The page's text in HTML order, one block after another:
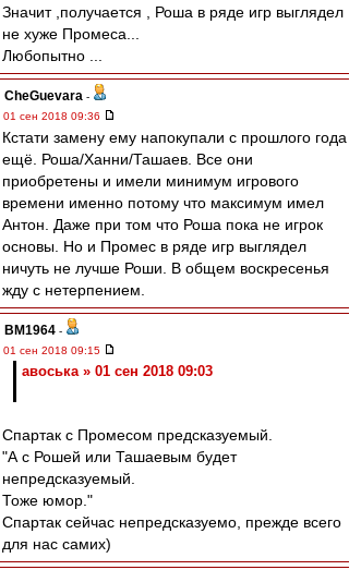
Значит ,получается , Роша в ряде игр выглядел
не хуже Промеса...
Любопытно ...
CheGuevara -
01 сен 2018 09:36
Кстати замену ему напокупали с прошлого года
ещё. Роша/Ханни/Ташаев. Все они
приобретены и имели минимум игрового
времени именно потому что максимум имел
Антон. Даже при том что Роша пока не игрок
основы. Но и Промес в ряде игр выглядел
ничуть не лучше Роши. В общем воскресенья
жду с нетерпением.
BM1964 -
01 сен 2018 09:15
авоська » 01 сен 2018 09:03
Спартак с Промесом предсказуемый.
"А с Рошей или Ташаевым будет
непредсказуемый.
Тоже юмор."
Спартак сейчас непредсказуемо, прежде всего
для нас самих)